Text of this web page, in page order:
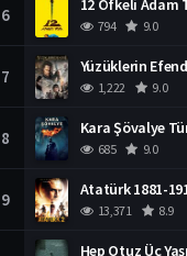
6 12 Öfkeli Adam
794 9.0
7
1,222 9.0
8 Kara Şövalye
685 9.0
9 Atatürk 1881-
13,371 8.9
Hep Otuz Üç